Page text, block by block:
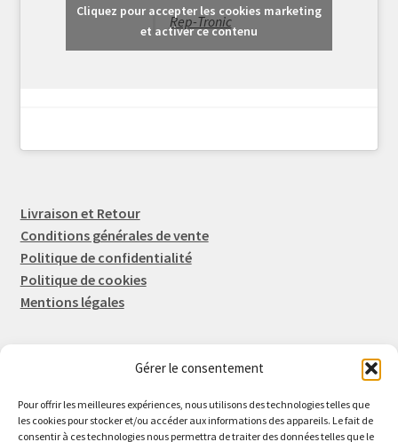
Gérer le consentement
Pour offrir les meilleures expériences, nous utilisons des technologies telles que
les cookies pour stocker et/ou accéder aux informations des appareils. Le fait de
consentir à ces technologies nous permettra de traiter des données telles que le
Rep-Tronic
Cliquez pour accepter les cookies marketing
et activer ce contenu
Livraison et Retour
Conditions générales de vente
Politique de confidentialité
Politique de cookies
Mentions légales
Eric FORTIER EI
16 Rue de l'Espérance